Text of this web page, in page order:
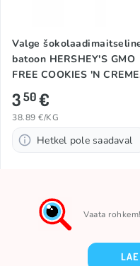
Valge
batoon HERSHEY'S GMO
FREE COOKIES 'N
90g
350€
38.89 €/KG
Hetkel pole saadaval
Vaata